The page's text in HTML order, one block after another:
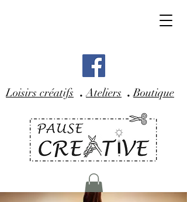
Loisirs créatifs .Ateliers .Boutique